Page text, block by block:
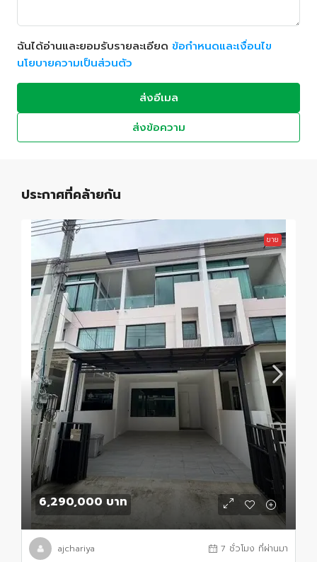
ฉันได้อ่านและยอมรับรายละเอียด ข้อกำหนดและเงื่อนไข
นโยบายความเป็นส่วนตัว
ส่งอีเมล
ส่งข้อความ
ประกาศที่คล้ายกัน
ขาย
6,290,000 บาท
ajchariya 7 ชั่วโมง ที่ผ่านมา